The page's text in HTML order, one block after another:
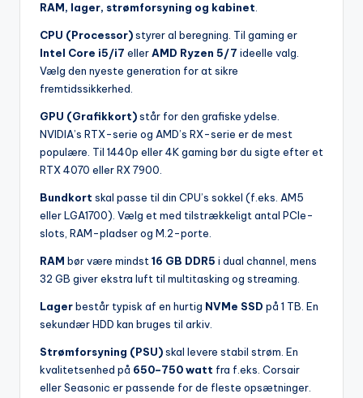
RAM, lager, strømforsyning og kabinet
CPU (Processor)styrer al beregning. Til gaming er
Intel Core i5/i7 ellerAMD Ryzen 5/7 ideelle valg.
Vælg den nyeste generation for at sikre
fremtidssikkerhed.
GPU (Grafikkort)står for den grafiske ydelse.
NVIDIA’s RTX-serie og AMD’s RX-serie er de mest
populære. Til 1440p eller 4K gaming bør du sigte efter et
RTX 4070 eller RX 7900.
Bundkort skal passe til din CPU’s sokkel (f.eks. AM5
eller LGA1700). Vælg et med tilstrækkeligt antal PCIe-
slots, RAM-pladser og M.2-porte.
RAM bør være mindst 16 GB DDR5 i dual channel, mens
32 GB giver ekstra luft til multitasking og streaming.
Lagerbestår typisk af en hurtig NVMe SSD på 1 TB. En
sekundær HDD kan bruges til arkiv.
Strømforsyning (PSU)skal levere stabil strøm. En
kvalitetsenhed på 650–750 watt fra f.eks. Corsair
eller Seasonic er passende for de fleste opsætninger.